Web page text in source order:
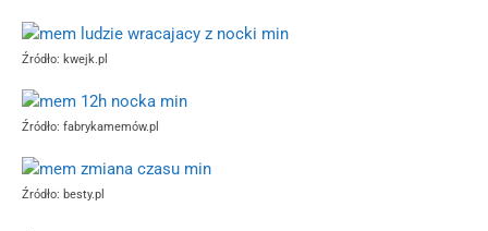
Źródło: kwejk.pl
Źródło: fabrykamemów.pl
Źródło: besty.pl